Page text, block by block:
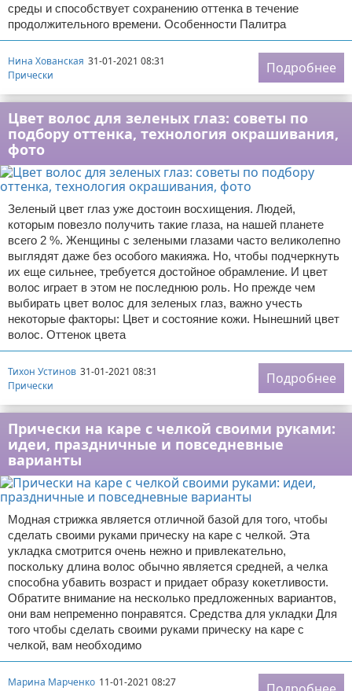
среды и способствует сохранению оттенка в течение
продолжительного времени. Особенности Палитра
Нина Хованская 31-01-2021 08:31
Прически
Подробнее
Цвет волос для зеленых глаз: советы по
подбору оттенка, технология окрашивания,
фото
Зеленый цвет глаз уже достоин восхищения. Людей,
которым повезло получить такие глаза, на нашей планете
всего 2 %. Женщины с зелеными глазами часто великолепно
выглядят даже без особого макияжа. Но, чтобы подчеркнуть
их еще сильнее, требуется достойное обрамление. И цвет
волос играет в этом не последнюю роль. Но прежде чем
выбирать цвет волос для зеленых глаз, важно учесть
некоторые факторы: Цвет и состояние кожи. Нынешний цвет
волос. Оттенок цвета
Тихон Устинов 31-01-2021 08:31
Прически
Подробнее
Прически на каре с челкой своими руками:
идеи, праздничные и повседневные
варианты
Модная стрижка является отличной базой для того, чтобы
сделать своими руками прическу на каре с челкой. Эта
укладка смотрится очень нежно и привлекательно,
поскольку длина волос обычно является средней, а челка
способна убавить возраст и придает образу кокетливости.
Обратите внимание на несколько предложенных вариантов,
они вам непременно понравятся. Средства для укладки Для
того чтобы сделать своими руками прическу на каре с
челкой, вам необходимо
Марина Марченко 11-01-2021 08:27